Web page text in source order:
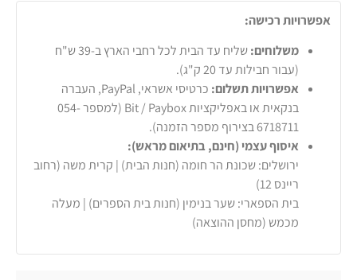
אפשרויות רכישה:
משלוחים:
שליח עד הבית לכל רחבי הארץ ב-39 ש"ח
(עבור חבילות עד 20 ק"ג).
אפשרויות תשלום:
כרטיסי אשראי, PayPal, העברה
בנקאית או באפליקציות Bit / Paybox (למספר 054-
6718711 בצירוף מספר הזמנה).
איסוף עצמי (חינם, בתיאום מראש):
ירושלים: שכונת הר חומה (חנות הבית) | קרית משה (רחוב
ריינס 12)
בית הספארי: שער בנימין (חנות בית הספרים) | מעלה
מכמש (מחסן ההוצאה)